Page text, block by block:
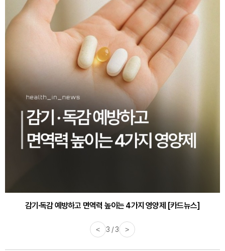
감기·독감 예방하고 면역력 높이는 4가지 영양제 [카드뉴스]
< 3 / 3 >